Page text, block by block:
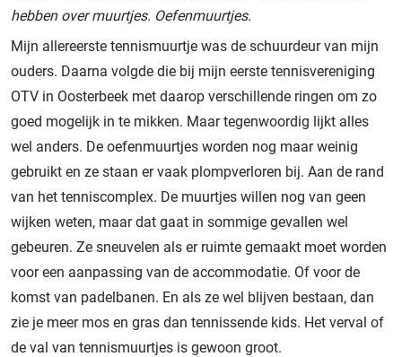
hebben over muurtjes. Oefenmuurtjes.
Mijn allereerste tennismuurtje was de schuurdeur van mijn
ouders. Daarna volgde die bij mijn eerste tennisvereniging
OTV in Oosterbeek met daarop verschillende ringen om zo
goed mogelijk in te mikken. Maar tegenwoordig lijkt alles
wel anders. De oefenmuurtjes worden nog maar weinig
gebruikt en ze staan er vaak plompverloren bij. Aan de rand
van het tenniscomplex. De muurtjes willen nog van geen
wijken weten, maar dat gaat in sommige gevallen wel
gebeuren. Ze sneuvelen als er ruimte gemaakt moet worden
voor een aanpassing van de accommodatie. Of voor de
komst van padelbanen. En als ze wel blijven bestaan, dan
zie je meer mos en gras dan tennissende kids. Het verval of
de val van tennismuurtjes is gewoon groot.